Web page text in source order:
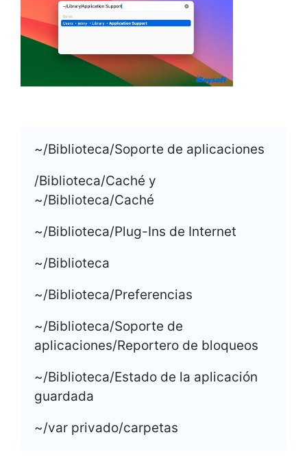
~/Biblioteca/Soporte de aplicaciones
/Biblioteca/Caché y
~/Biblioteca/Caché
~/Biblioteca/Plug-Ins de Internet
~/Biblioteca
~/Biblioteca/Preferencias
~/Biblioteca/Soporte de
aplicaciones/Reportero de bloqueos
~/Biblioteca/Estado de la aplicación
guardada
~/var privado/carpetas